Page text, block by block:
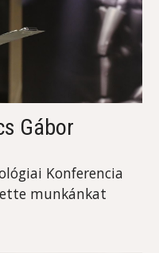
Gábor
Konferencia
munkánkat